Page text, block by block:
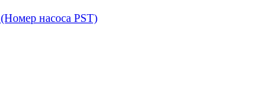
(Номер насоса PST)